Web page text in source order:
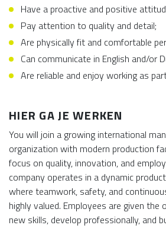
Have a proactive and positive
Pay attention to quality and detail;
Are physically fit and comfortable
Can communicate in English and/or
Are reliable and enjoy working as
HIER GA JE WERKEN
You will join a growing international
organization with modern production
focus on quality, innovation, and
company operates in a dynamic
where teamwork, safety, and
highly valued. Employees are given
new skills, develop professionally, and